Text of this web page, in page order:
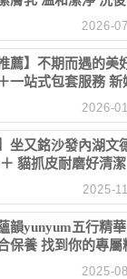
2026-
薦】不期而遇的美
一站式包套服務 新
2026-
坐又銘沙發內湖文
貓抓皮耐磨好清潔
明 高CP值打造夢
2025-
韻yunyum五行精
保養 找到你的專屬
「潤・賦精華」維
2025-